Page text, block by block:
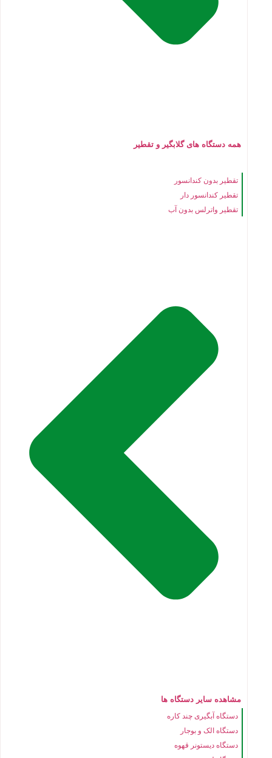
همه دستگاه های گلابگیر و تقطیر
تقطیر بدون کندانسور
تقطیر کندانسور دار
تقطیر واترلس بدون آب
مشاهده سایر دستگاه ها
دستگاه آبگیری چند کاره
دستگاه الک و بوجار
دستگاه دیستونر قهوه